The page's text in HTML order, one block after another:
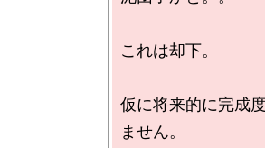
これは却下。
仮に将来的に完成